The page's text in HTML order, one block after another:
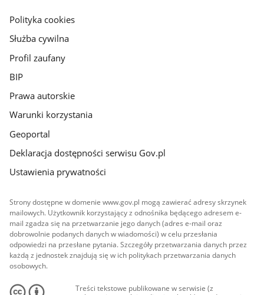
gov.pl
Polityka cookies
Służba cywilna
Profil zaufany
BIP
Prawa autorskie
Warunki korzystania
Geoportal
Deklaracja dostępności serwisu Gov.pl
Ustawienia prywatności
Strony dostępne w domenie www.gov.pl mogą zawierać adresy skrzynek
mailowych. Użytkownik korzystający z odnośnika będącego adresem e-
mail zgadza się na przetwarzanie jego danych (adres e-mail oraz
dobrowolnie podanych danych w wiadomości) w celu przesłania
odpowiedzi na przesłane pytania. Szczegóły przetwarzania danych przez
każdą z jednostek znajdują się w ich politykach przetwarzania danych
osobowych.
Treści tekstowe publikowane w serwisie (z